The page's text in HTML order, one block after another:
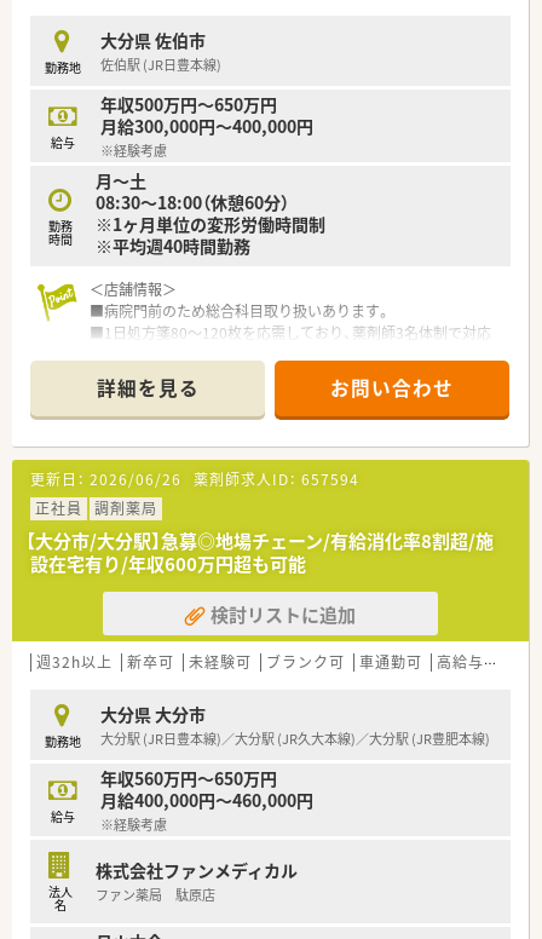
■LINEWORKSを使って社員間のコミュニケーションの活性化
を図っています。
■ご経験やご年齢よりも人柄を大切にされる社風も魅力的です
■弊社からの紹介実績もあり安心してオススメできる企業様で
す
勤務地
大分県 佐伯市
佐伯駅 (JR日豊本線)
給与
年収500万円～650万円
月給300,000円～400,000円
※経験考慮
勤務
時間
月～土
08:30～18:00（休憩60分）
※1ヶ月単位の変形労働時間制
※平均週40時間勤務
＜店舗情報＞
■病院門前のため総合科目取り扱いあります。
■1日処方箋80～120枚を応需しており、薬剤師3名体制で対応
■病院のすぐ目の前にあり、店舗内も清潔感の溢れる綺麗な環境
です。
■カウンターは仕切りがありプライバシーにもしっかり配慮さ
れています。また、座って投薬していただける環境です。
＜こんな会社です＞
■大分県を中心に関西含め30店舗以上の調剤薬局・ドラッグス
トアを展開中
■調剤だけではなく、健康食品カウンセリング・化粧品のカウン
セリング販売
＜在宅について＞
■自社施設もあり、施設在宅を豊富に扱っている企業
■日祝のオンコール当番は希望者のみで実施の為、当番で回って
※別途手当（店舗待機30,000円/回、自宅待機15,000円＋対応数
で加算有）を支給
■月～土の夜間オンコールは本社担当者にて実施の為、対応はあ
りません
＜長く働ける会社＞
■生涯現役を目指している企業で、年次の沿って特別休暇制度を
■70代の方も活躍中
■住宅手当、退職金制度、社員旅行、リフレッシュ休暇制度など
詳細を見る お問い合わせ
更新日： 2026/06/26 薬剤師求人ID： 657594
正社員
調剤薬局
【大分市/大分駅】急募◎地場チェーン/有給消化率8割超/施
設在宅有り/年収600万円超も可能
検討リストに追加
週32h以上 新卒可 未経験可 ブランク可 車通勤可 高給与(600万円以上)
勤務地
大分県 大分市
大分駅 (JR日豊本線)／大分駅 (JR久大本線)／大分駅 (JR豊肥本線)
給与
年収560万円～650万円
月給400,000円～460,000円
※経験考慮
法人
名
株式会社ファンメディカル
ファン薬局 駄原店